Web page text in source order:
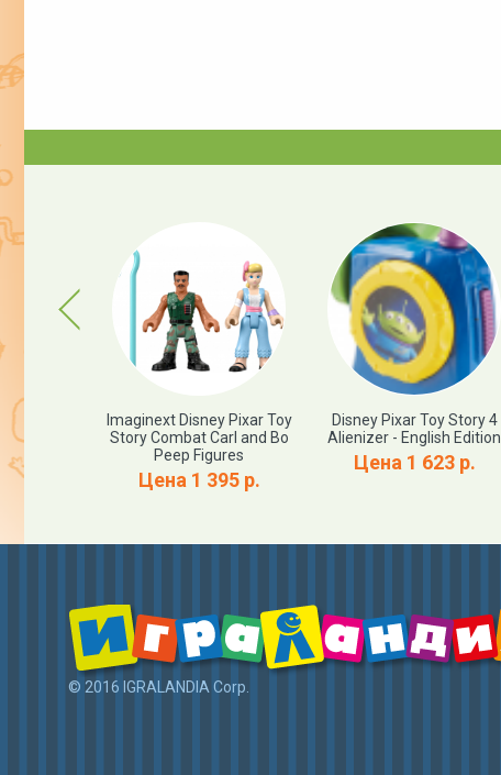
Previous
&
р.
Imaginext Disney Pixar Toy
Story Combat Carl and Bo
Peep Figures
Цена 1 395 р.
Disney Pixar Toy Story 4
Alienizer - English Edition
Цена 1 623 р.
© 2016 IGRALANDIA Corp.